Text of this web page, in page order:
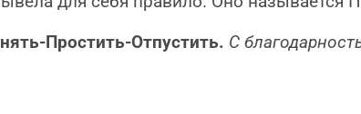
Простить-Отпустить. С